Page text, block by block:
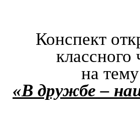
Конспект
классного
на
«В дружбе –